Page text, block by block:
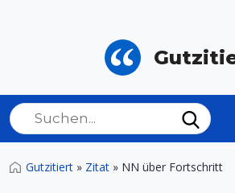
Gutzitiert » Zitat » NN über Fortschritt